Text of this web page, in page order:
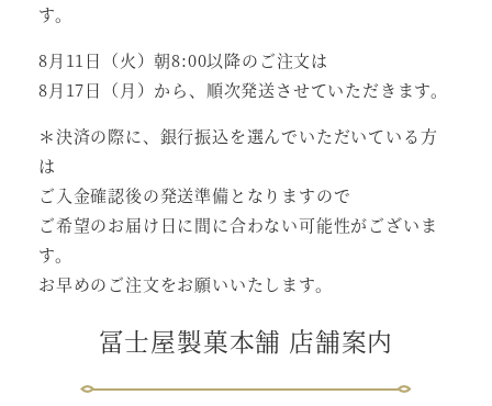
す。
8月11日（火）朝8:00以降のご注文は
8月17日（月）から、順次発送させていただきます。
＊決済の際に、銀行振込を選んでいただいている方
は
ご入金確認後の発送準備となりますので
ご希望のお届け日に間に合わない可能性がございま
す。
お早めのご注文をお願いいたします。
冨士屋製菓本舗 店舗案内